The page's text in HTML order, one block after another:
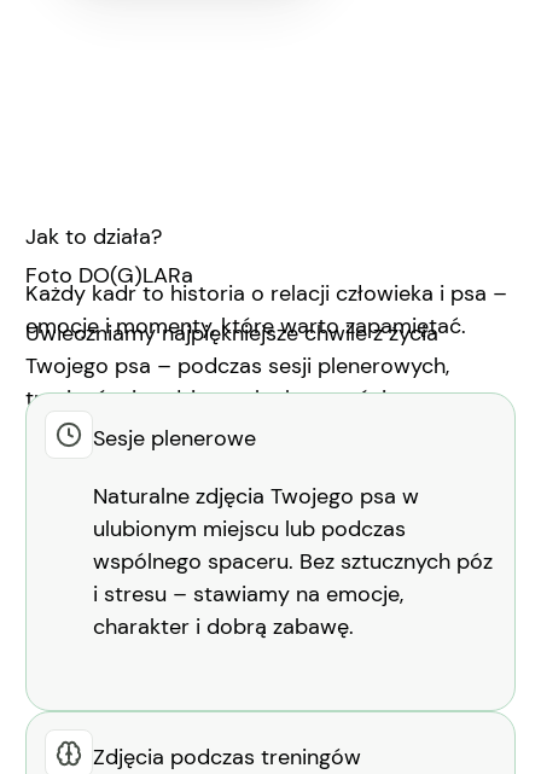
Foto DO(G)LARa
Uwieczniamy najpiękniejsze chwile z życia
Twojego psa – podczas sesji plenerowych,
treningów i codziennych aktywności.
Jak to działa?
Każdy kadr to historia o relacji człowieka i psa –
emocje i momenty, które warto zapamiętać.
Sesje plenerowe
Naturalne zdjęcia Twojego psa w
ulubionym miejscu lub podczas
wspólnego spaceru. Bez sztucznych póz
i stresu – stawiamy na emocje,
charakter i dobrą zabawę.
Zdjęcia podczas treningów